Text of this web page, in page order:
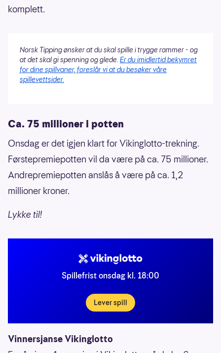
komplett.
Norsk Tipping ønsker at du skal spille i trygge rammer - og
at det skal gi spenning og glede. Er du imidlertid bekymret
for dine spillvaner, foreslår vi at du besøker våre
spillevettsider.
Ca. 75 millioner i potten
Onsdag er det igjen klart for Vikinglotto-trekning.
Førstepremiepotten vil da være på ca. 75 millioner.
Andrepremiepotten anslås å være på ca. 1,2
millioner kroner.
Lykke til!
Spillefrist onsdag kl. 18:00
Lever spill
Vinnersjanse Vikinglotto